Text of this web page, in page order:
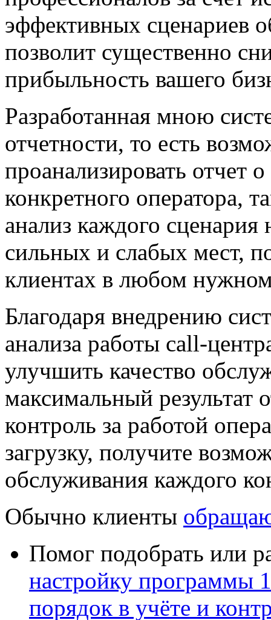
эффективных сценариев
позволит существенно
прибыльность вашего
Разработанная мною
отчетности, то есть
проанализировать отчет
конкретного оператора,
анализ каждого сценария
сильных и слабых мест,
клиентах в любом нужном
Благодаря внедрению
анализа работы сall-
улучшить качество
максимальный результат
контроль за работой
загрузку, получите
обслуживания каждого
Обычно клиенты
Помог подобрать или
настройку программы
порядок в учёте и